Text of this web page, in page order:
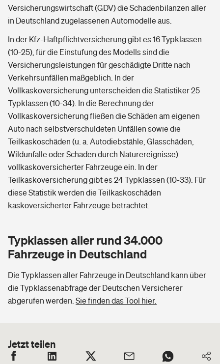
Versicherungswirtschaft (GDV) die Schadenbilanzen aller
in Deutschland zugelassenen Automodelle aus.
In der Kfz-Haftpflichtversicherung gibt es 16 Typklassen
(10-25), für die Einstufung des Modells sind die
Versicherungsleistungen für geschädigte Dritte nach
Verkehrsunfällen maßgeblich. In der
Vollkaskoversicherung unterscheiden die Statistiker 25
Typklassen (10-34). In die Berechnung der
Vollkaskoversicherung fließen die Schäden am eigenen
Auto nach selbstverschuldeten Unfällen sowie die
Teilkaskoschäden (u. a. Autodiebstähle, Glasschäden,
Wildunfälle oder Schäden durch Naturereignisse)
vollkaskoversicherter Fahrzeuge ein. In der
Teilkaskoversicherung gibt es 24 Typklassen (10-33). Für
diese Statistik werden die Teilkaskoschäden
kaskoversicherter Fahrzeuge betrachtet.
Typklassen aller rund 34.000
Fahrzeuge in Deutschland
Die Typklassen aller Fahrzeuge in Deutschland kann über
die Typklassenabfrage der Deutschen Versicherer
abgerufen werden. Sie finden das Tool hier.
Jetzt teilen